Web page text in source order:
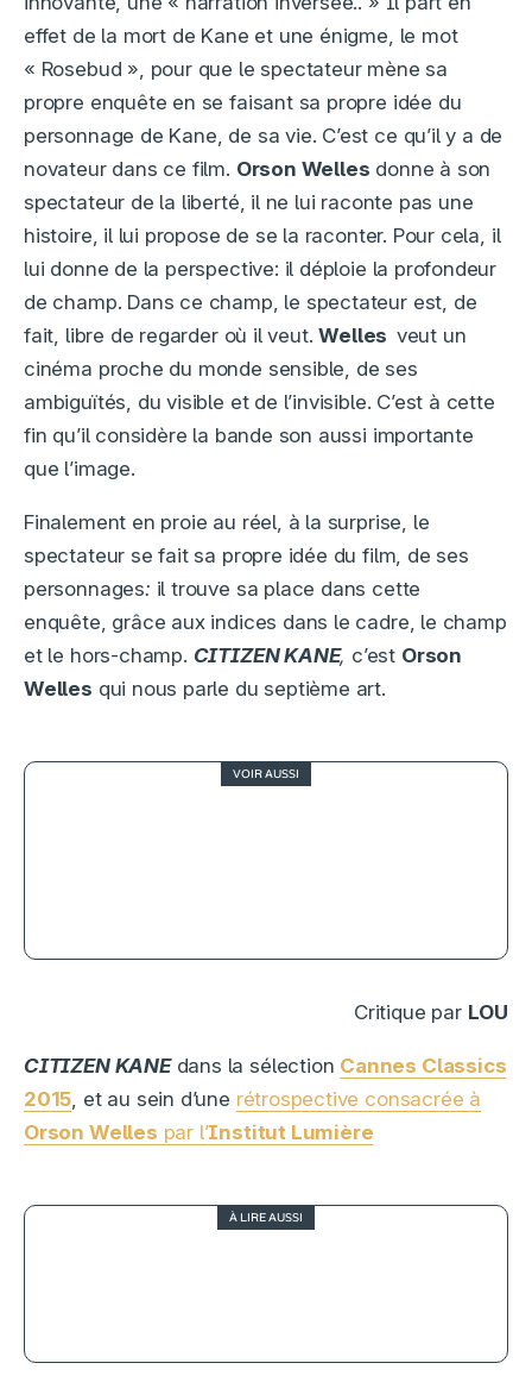
effet de la mort de Kane et une énigme, le mot
« Rosebud », pour que le spectateur mène sa
propre enquête en se faisant sa propre idée du
personnage de Kane, de sa vie. C’est ce qu’il y a de
novateur dans ce film. Orson Welles donne à son
spectateur de la liberté, il ne lui raconte pas une
histoire, il lui propose de se la raconter. Pour cela, il
lui donne de la perspective: il déploie la profondeur
de champ. Dans ce champ, le spectateur est, de
fait, libre de regarder où il veut.Welles veut un
cinéma proche du monde sensible, de ses
ambiguïtés, du visible et de l’invisible. C’est à cette
fin qu’il considère la bande son aussi importante
que l’image.
Finalement en proie au réel, à la surprise, le
spectateur se fait sa propre idée du film, de ses
personnages: il trouve sa place dans cette
enquête, grâce aux indices dans le cadre, le champ
et le hors-champ. CITIZEN KANE, c’est Orson
Welles qui nous parle du septième art.
VOIR AUSSI
Critique par LOU
CITIZEN KANEdans la sélection Cannes Classics
2015 , et au sein d’une rétrospective consacrée à
Orson Welles par l’Institut Lumière
À LIRE AUSSI